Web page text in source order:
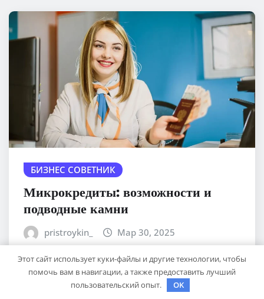
БИЗНЕС СОВЕТНИК
Микрокредиты: возможности и
подводные камни
pristroykin_ Мар 30, 2025
Этот сайт использует куки-файлы и другие технологии, чтобы
помочь вам в навигации, а также предоставить лучший
пользовательский опыт.
OK